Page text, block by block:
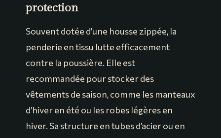
protection
Souvent dotée d’une housse zippée, la
penderie en tissu lutte efficacement
contre la poussière. Elle est
recommandée pour stocker des
vêtements de saison, comme les manteaux
d’hiver en été ou les robes légères en
hiver. Sa structure en tubes d’acier ou en